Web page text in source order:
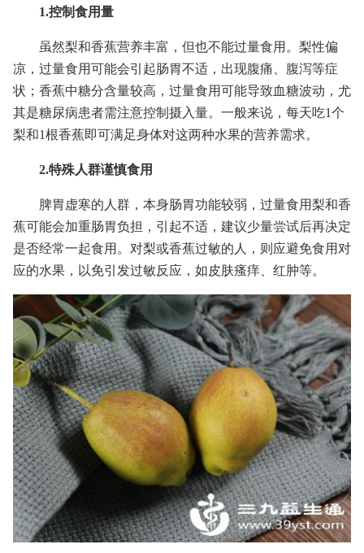
1.控制食用量
虽然梨和香蕉营养丰富，但也不能过量食用。梨性偏
凉，过量食用可能会引起肠胃不适，出现腹痛、腹泻等症
状；香蕉中糖分含量较高，过量食用可能导致血糖波动，尤
其是糖尿病患者需注意控制摄入量。一般来说，每天吃1个
梨和1根香蕉即可满足身体对这两种水果的营养需求。
2.特殊人群谨慎食用
脾胃虚寒的人群，本身肠胃功能较弱，过量食用梨和香
蕉可能会加重肠胃负担，引起不适，建议少量尝试后再决定
是否经常一起食用。对梨或香蕉过敏的人，则应避免食用对
应的水果，以免引发过敏反应，如皮肤瘙痒、红肿等。